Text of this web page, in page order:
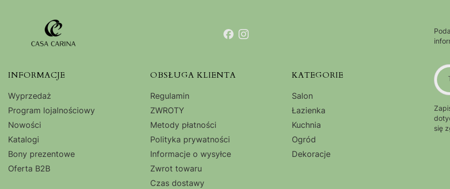
Linki w stopce
INFORMACJE
Wyprzedaż
Program lojalnościowy
Nowości
Katalogi
Bony prezentowe
Oferta B2B
OBSŁUGA KLIENTA
Regulamin
ZWROTY
Metody płatności
Polityka prywatności
Informacje o wysyłce
Zwrot towaru
Czas dostawy
KATEGORIE
Salon
Łazienka
Kuchnia
Ogród
Dekoracje
się